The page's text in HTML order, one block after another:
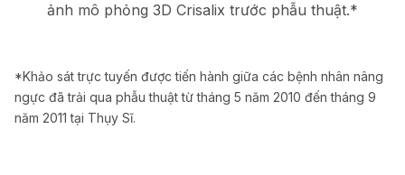
ảnh mô phỏng 3D Crisalix trước phẫu thuật.*
*Khảo sát trực tuyến được tiến hành giữa các bệnh nhân nâng
ngực đã trải qua phẫu thuật từ tháng 5 năm 2010 đến tháng 9
năm 2011 tại Thụy Sĩ.